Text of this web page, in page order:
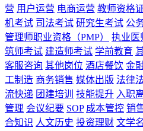
营 用户运营 电商运营 教师资格
机考试 司法考试 研究生考试 公
管理师职业资格（PMP）
执业医
筑师考试 建造师考试 学前教育
客服咨询 其他岗位 酒店餐饮 金
工制造 商务销售 媒体出版 法律
流快递 团建培训 技能提升 入职
管理 会议纪要 SOP 成本管控 销
合知识 人文历史 投资理财 文学